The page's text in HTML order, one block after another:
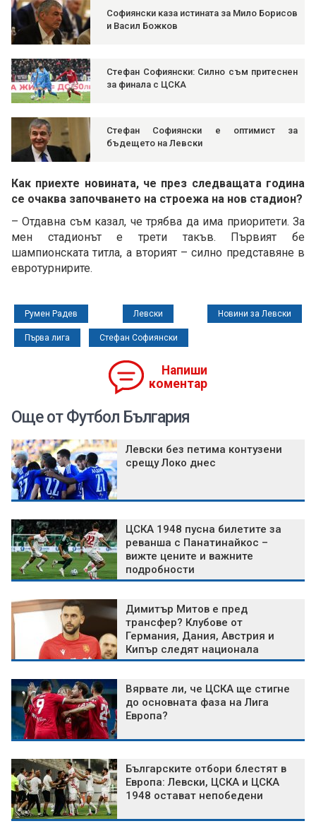
Софиянски каза истината за Мило Борисов
и Васил Божков
Стефан Софиянски: Силно съм притеснен
за финала с ЦСКА
Стефан Софиянски е оптимист за
бъдещето на Левски
Как приехте новината, че през следващата година
се очаква започването на строежа на нов стадион?
– Отдавна съм казал, че трябва да има приоритети. За
мен стадионът е трети такъв. Първият бе
шампионската титла, а вторият – силно представяне в
евротурнирите.
Румен Радев Левски Новини за Левски
Първа лига Стефан Софиянски
Напиши
коментар
Още от Футбол България
Левски без петима контузени
срещу Локо днес
ЦСКА 1948 пусна билетите за
реванша с Панатинайкос –
вижте цените и важните
подробности
Димитър Митов е пред
трансфер? Клубове от
Германия, Дания, Австрия и
Кипър следят национала
Вярвате ли, че ЦСКА ще стигне
до основната фаза на Лига
Европа?
Българските отбори блестят в
Европа: Левски, ЦСКА и ЦСКА
1948 остават непобедени